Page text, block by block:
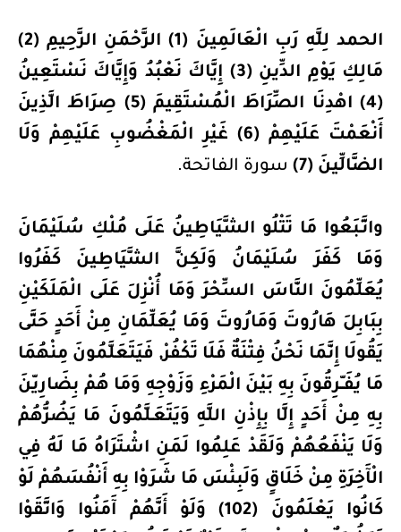
الحمد لِلَّهِ رَبِ الْعَالَمِينَ (1) الرَّحْمَنِ الرَّحِيمِ (2)
مَالِكِ يَوْمِ الدِّينِ (3) إِيَّاكَ نَعْبُدُ وَإِيَّاكَ نَسْتَعِينُ
(4) اهْدِنَا الصِّرَاطَ الْمُسْتَقِيمَ (5) صِرَاطَ الَّذِينَ
أَنْعَمْتَ عَلَيْهِمْ (6) غَيْرِ الْمَغْضُوبِ عَلَيْهِمْ وَلَا
الضَّالِّينَ (7)
سورة الفاتحة.
واتَّـبَعُوا مَا تَتْلُو الشَّيَاطِينُ عَلَى مُلْكِ سُلَيْمَانَ
وَمَا كَفَرَ سُلَيْمَانُ وَلَكِنَّ الشَّيَاطِينَ كَفَرُوا
يُعَلِّمُونَ النَّاسَ السِّحْرَ وَمَا أُنْزِلَ عَلَى الْمَلَكَيْنِ
بِبَابِلَ هَارُوتَ وَمَارُوتَ وَمَا يُعَلِّمَانِ مِنْ أَحَدٍ حَتَّى
يَقُولَا إِنَّمَا نَحْنُ فِتْنَةٌ فَلَا تَكْفُرْ, فَيَتَعَلَّمُونَ مِنْهُمَا
مَا يُفَــّرِقُونَ بِهِ بَيْنَ الْمَرْءِ وَزَوْجِهِ وَمَا هُمْ بِضَارِيّنَ
بِهِ مِنْ أَحَدٍ إِلَّا بِإِذْنِ اللَّهِ وَيَتَعَـلَّمُونَ مَا يَضُرُّهُمْ
وَلَا يَنْفَعُهُمْ وَلَقَدْ عَلِمُوا لَمَنِ اشْتَرَاهُ مَا لَهُ فِي
الْآَخِرَةِ مِنْ خَلَاقٍ وَلَبِئْسَ مَا شَرَوْا بِهِ أَنْفُسَهُمْ لَوْ
كَانُوا يَعْلَمُونَ (102) وَلَوْ أَنَّهُمْ آَمَنُوا وَاتَّقَوْا